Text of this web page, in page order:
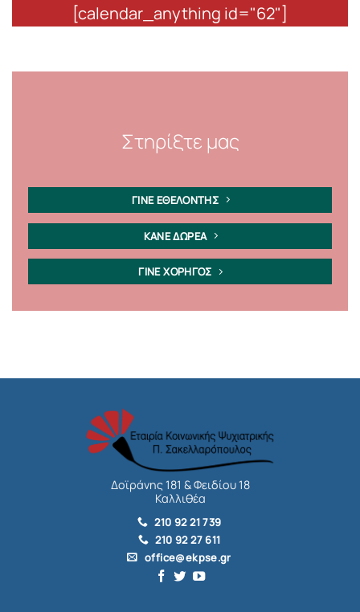
[calendar_anything id="62"]
Στηρίξτε μας
ΓΙΝΕ ΕΘΕΛΟΝΤΗΣ
ΚΑΝΕ ΔΩΡΕΑ
ΓΙΝΕ ΧΟΡΗΓΟΣ
Δοϊράνης 181 & Φειδίου 18
Καλλιθέα
210 92 21 739
210 92 27 611
office@ekpse.gr